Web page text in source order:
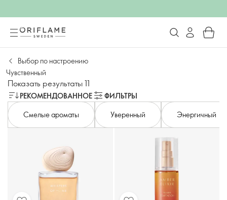
Выбор по настроению
Чувственный
Показать результаты 11
РЕКОМЕНДОВАННОЕ
ФИЛЬТРЫ
Смелые ароматы
Уверенный Энергичный